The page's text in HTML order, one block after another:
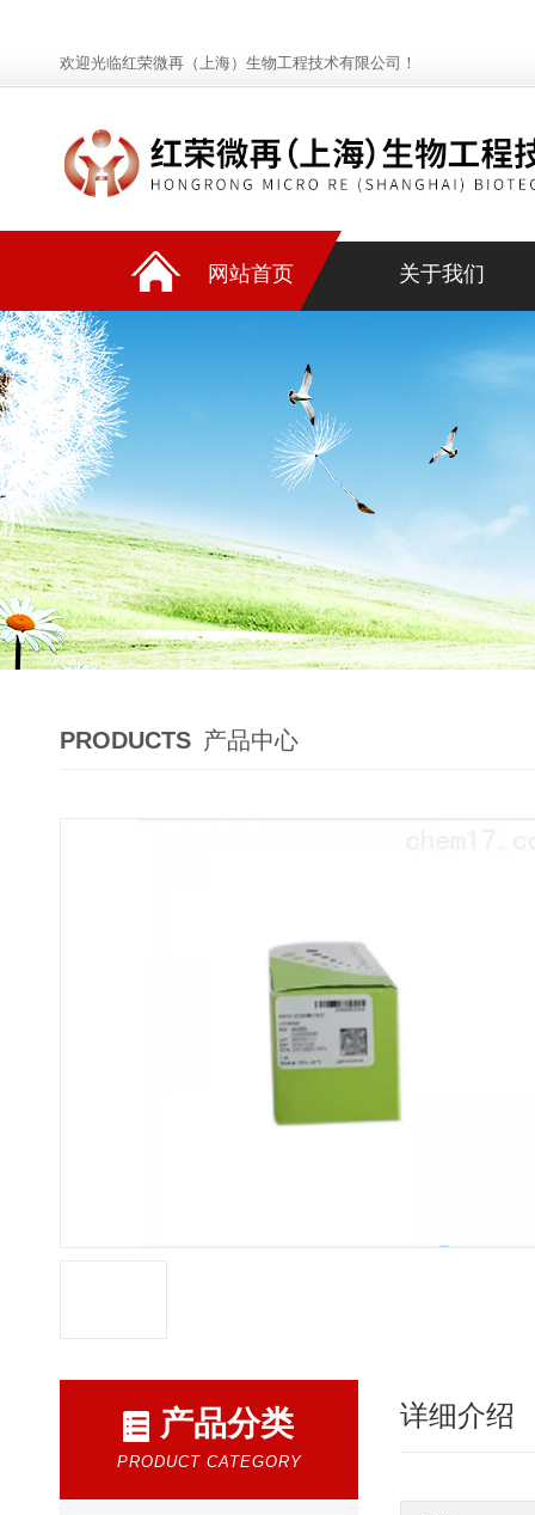
欢迎光临红荣微再（上海）生物工程技术有限公司！
网站首页 关于我们
PRODUCTS 产品中心
产品分类
PRODUCT CATEGORY
详细介绍